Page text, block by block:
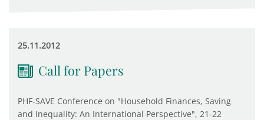
25.11.2012
Call for Papers
PHF-SAVE Conference on "Household Finances, Saving
and Inequality: An International Perspective", 21-22